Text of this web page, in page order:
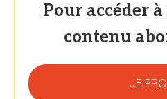
Pour accéder
contenu
JE